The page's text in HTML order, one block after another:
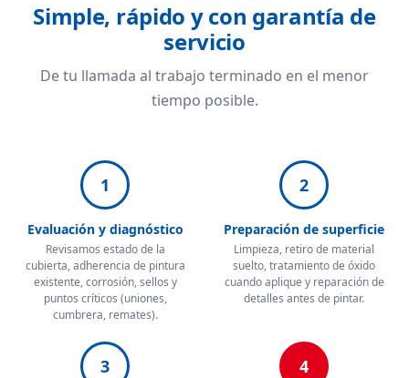
Simple, rápido y con garantía de
servicio
De tu llamada al trabajo terminado en el menor
tiempo posible.
1
Evaluación y diagnóstico
Revisamos estado de la
cubierta, adherencia de pintura
existente, corrosión, sellos y
puntos críticos (uniones,
cumbrera, remates).
2
Preparación de superficie
Limpieza, retiro de material
suelto, tratamiento de óxido
cuando aplique y reparación de
detalles antes de pintar.
3 4